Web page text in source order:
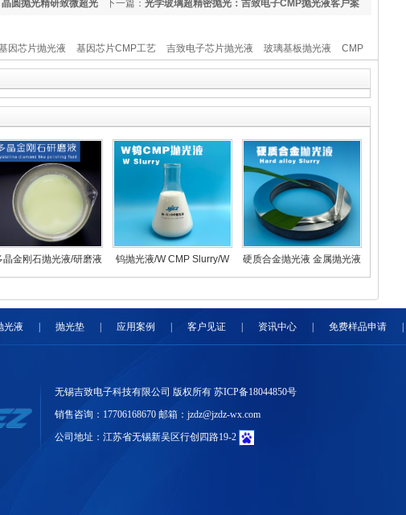
下一篇： 光学玻璃超精密抛光：吉致电子CMP抛光液客户案
圆抛光精研致微超光
因芯片抛光液 基因芯片CMP工艺 吉致电子芯片抛光液 玻璃基板抛光液 CMP
片抛光液
晶金刚石抛光液/研磨液
钨抛光液/W CMP Slurry/W
硬质合金抛光液 金属抛光液
光液 抛光垫 应用案例 客户见证 资讯中心 免费样品申请
无锡吉致电子科技有限公司 版权所有 苏ICP备18044850号
销售咨询：17706168670 邮箱：jzdz@jzdz-wx.com
公司地址：江苏省无锡新吴区行创四路19-2